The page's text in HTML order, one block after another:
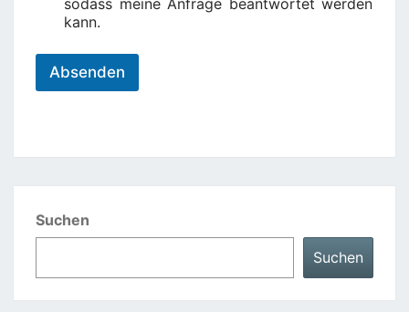
sodass meine Anfrage beantwortet werden
kann.
Absenden
Suchen
Suchen